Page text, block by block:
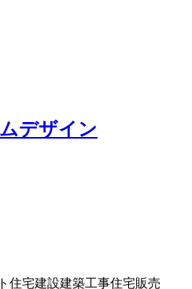
デザイン
住宅建設建築工事住宅販売